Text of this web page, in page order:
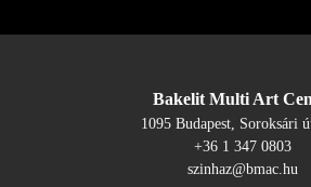
Bakelit Multi Art
1095 Budapest, Soroksári
+36 1 347 0803
szinhaz@bmac.hu